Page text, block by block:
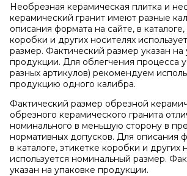
Необрезная керамическая плитка и
керамический гранит имеют разные
описания формата на сайте, в каталоге,
коробки и других носителях
размер. Фактический размер указан на
продукции. Для облегчения процесса
разных артикулов) рекомендуем
продукцию одного калибра.
Фактический размер обрезной
обрезного керамического гранита
номинального в меньшую сторону в
нормативных допусков. Для описания
в каталоге, этикетке коробки и других
используется номинальный размер.
указан на упаковке продукции.